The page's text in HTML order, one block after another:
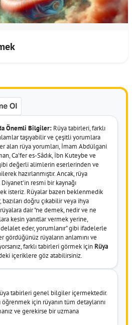
Önemli Bilgiler: Rüya tabirleri, farklı
taşıyabilir ve çeşitli yorumlara
alan rüya yorumları, İmam Abdülgani
Ca'fer es-Sâdık, İbn Kuteybe ve
değerli alimlerin eserlerinden ve
hazırlanmıştır. Ancak, rüya
resmi bir kaynağı
isteriz. Rüyalar bazen beklenmedik
doğru çıkabilir veya ihya
dair "ne demek, nedir ve ne
kesin yanıtlar vermek yerine,
eder, yorumlanır" gibi ifadelerle
gördüğünüz rüyaların anlamını ve
farklı tabirleri görmek için Rüya
içeriklere göz atabilirsiniz.
tabirleri genel bilgiler içermektedir.
öğrenmek için rüyanın tüm detaylarını
ve gerekirse bir uzmana